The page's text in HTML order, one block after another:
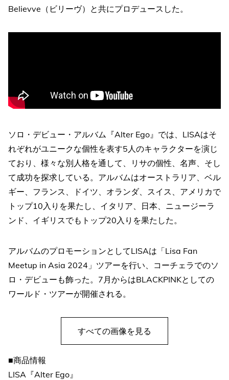
Believve（ビリーヴ）と共にプロデュースした。
ソロ・デビュー・アルバム『Alter Ego』では、LISAはそ
れぞれがユニークな個性を表す5人のキャラクターを演じ
ており、様々な別人格を通して、リサの個性、名声、そし
て成功を探求している。アルバムはオーストラリア、ベル
ギー、フランス、ドイツ、オランダ、スイス、アメリカで
トップ10入りを果たし、イタリア、日本、ニュージーラ
ンド、イギリスでもトップ20入りを果たした。
アルバムのプロモーションとしてLISAは「Lisa Fan
Meetup in Asia 2024」ツアーを行い、コーチェラでのソ
ロ・デビューも飾った。7月からはBLACKPINKとしての
ワールド・ツアーが開催される。
すべての画像を見る
■商品情報
LISA『Alter Ego』